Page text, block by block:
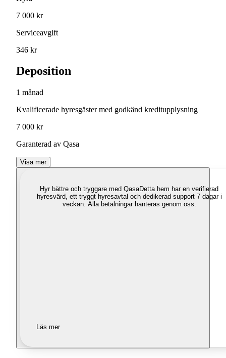
7 000 kr
Serviceavgift
346 kr
Deposition
1 månad
Kvalificerade hyresgäster med godkänd kreditupplysning
7 000 kr
Garanterad av Qasa
Visa mer
Hyr bättre och tryggare med QasaDetta hem har en verifierad
hyresvärd, ett tryggt hyresavtal och dedikerad support 7 dagar i
veckan. Alla betalningar hanteras genom oss.
Läs mer